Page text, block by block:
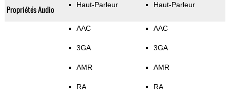
Propriétés Audio Haut-Parleur Haut-Parleur
AAC
3GA
AMR
RA
AAC
3GA
AMR
RA